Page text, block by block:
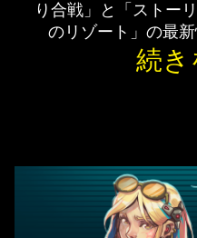
り合戦」と「ストー
のリゾート」の最
続き